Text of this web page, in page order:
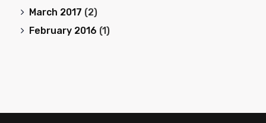
March 2017 (2)
February 2016 (1)